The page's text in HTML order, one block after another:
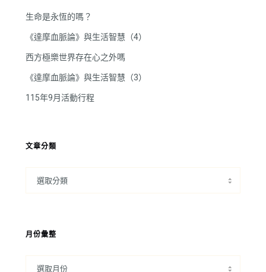
生命是永恆的嗎？
《達摩血脈論》與生活智慧（4）
西方極樂世界存在心之外嗎
《達摩血脈論》與生活智慧（3）
115年9月活動行程
文章分類
月份彙整